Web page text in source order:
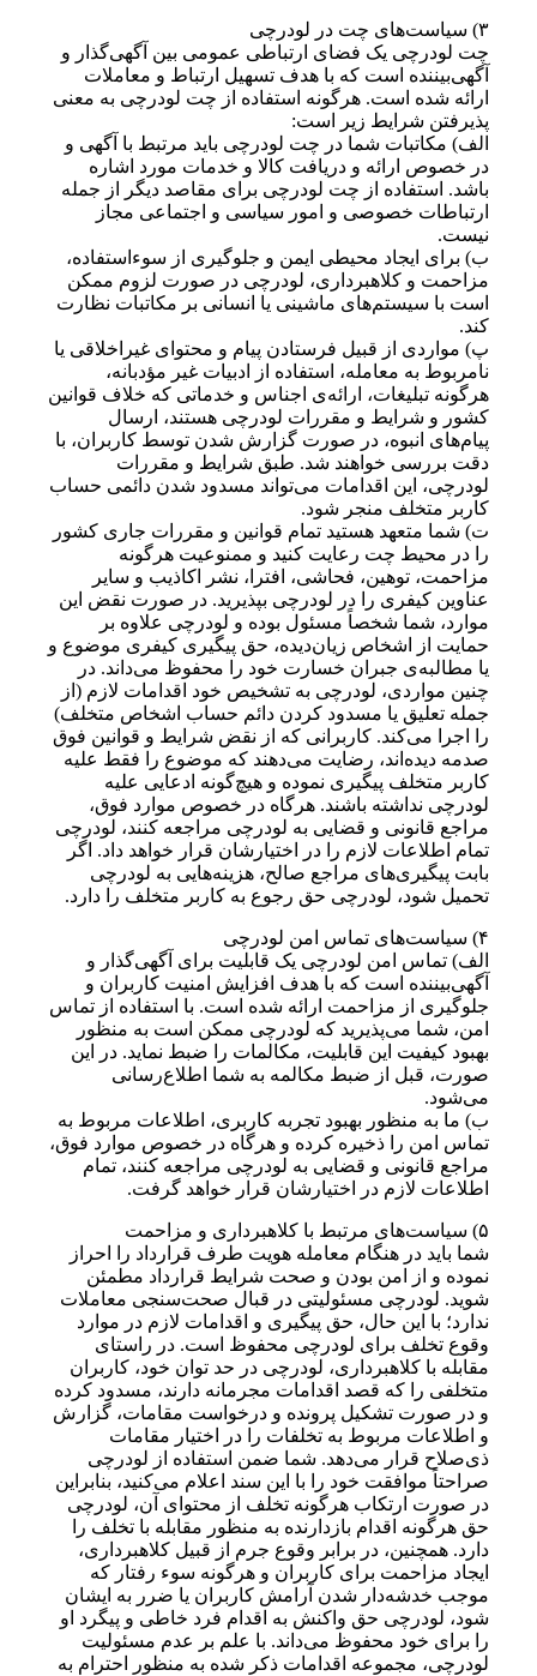
۳) سیاست‌های چت در لودرچی
چت لودرچی یک فضای ارتباطی عمومی بین آگهی‌گذار و
آگهی‌بیننده است که با هدف تسهیل ارتباط و معاملات
ارائه شده‌ است. هرگونه استفاده از چت لودرچی به معنی
پذیرفتن شرایط زیر است:
الف) مکاتبات شما در چت لودرچی باید مرتبط با آگهی و
در خصوص ارائه و دریافت کالا و خدمات مورد اشاره
باشد. استفاده از چت لودرچی برای مقاصد دیگر از جمله
ارتباطات خصوصی و امور سیاسی و اجتماعی مجاز
نیست.
ب) برای ایجاد محیطی ایمن و جلوگیری از سوءاستفاده،
مزاحمت و کلاهبرداری، لودرچی در صورت لزوم ممکن
است با سیستم‌های ماشینی یا انسانی بر مکاتبات نظارت
کند.
پ) مواردی از قبیل فرستادن پیام و محتوای غیراخلاقی یا
نامربوط به معامله، استفاده از ادبیات غیر مؤدبانه،
هرگونه تبلیغات، ارائه‌ی اجناس و خدماتی که خلاف قوانین
کشور و شرایط و مقررات لودرچی هستند، ارسال
پیام‌های انبوه، در صورت گزارش شدن توسط کاربران، با
دقت بررسی خواهند شد. طبق شرایط و مقررات
لودرچی، این اقدامات می‌تواند مسدود شدن دائمی حساب
کاربر متخلف منجر شود.
ت) شما متعهد هستید تمام قوانین و مقررات جاری کشور
را در محیط چت رعایت کنید و ممنوعیت هرگونه
مزاحمت، توهین، فحاشی، افترا، نشر اکاذیب و سایر
عناوین کیفری را در لودرچی بپذیرید. در صورت نقض این
موارد، شما شخصاً مسئول بوده و لودرچی علاوه بر
حمایت از اشخاص زیان‌دیده، حق پیگیری کیفری موضوع و
یا مطالبه‌ی جبران خسارت خود را محفوظ می‌داند. در
چنین مواردی، لودرچی به تشخیص خود اقدامات لازم (از
جمله تعلیق یا مسدود کردن دائم حساب اشخاص متخلف)
را اجرا می‌کند. کاربرانی که از نقض شرایط و قوانین فوق
صدمه دیده‌اند، رضایت می‌دهند که موضوع را فقط علیه
کاربر متخلف پیگیری نموده و هیچ‌گونه ادعایی علیه
لودرچی نداشته باشند. هرگاه در خصوص موارد فوق،
مراجع قانونی و قضایی به لودرچی مراجعه کنند، لودرچی
تمام اطلاعات لازم را در اختیارشان قرار خواهد داد. اگر
بابت پیگیری‌های مراجع صالح، هزینه‌هایی به لودرچی
تحمیل شود، لودرچی حق رجوع به کاربر متخلف را دارد.
۴) سیاست‌های تماس امن لودرچی
الف) تماس امن لودرچی یک قابلیت برای آگهی‌گذار و
آگهی‌بیننده است که با هدف افزایش امنیت کاربران و
جلوگیری از مزاحمت ارائه شده‌ است. با استفاده از تماس
امن، شما می‌پذیرید که لودرچی ممکن است به منظور
بهبود کیفیت این قابلیت، مکالمات را ضبط نماید. در این
صورت، قبل از ضبط مکالمه به شما اطلاع‌رسانی
می‌شود.
ب) ما به منظور بهبود تجربه کاربری، اطلاعات مربوط به
تماس امن را ذخیره کرده و هرگاه در خصوص موارد فوق،
مراجع قانونی و قضایی به لودرچی مراجعه کنند، تمام
اطلاعات لازم در اختیارشان قرار خواهد گرفت.
۵) سیاست‌های مرتبط با کلاهبرداری و مزاحمت
شما باید در هنگام معامله هویت طرف قرارداد را احراز
نموده و از امن بودن و صحت شرایط قرارداد مطمئن
شوید. لودرچی مسئولیتی در قبال صحت‌سنجی معاملات
ندارد؛ با این حال، حق پیگیری و اقدامات لازم در موارد
وقوع تخلف برای لودرچی محفوظ است. در راستای
مقابله با کلاهبرداری، لودرچی در حد توان خود، کاربران
متخلفی را که قصد اقدامات مجرمانه دارند، مسدود کرده
و در صورت تشکیل پرونده و درخواست مقامات، گزارش
و اطلاعات مربوط به تخلفات را در اختیار مقامات
ذی‌صلاح قرار می‌دهد. شما ضمن استفاده از لودرچی
صراحتاً موافقت خود را با این سند اعلام می‌کنید، بنابراین
در صورت ارتکاب هرگونه تخلف از محتوای آن، لودرچی
حق هرگونه اقدام بازدارنده به منظور مقابله با تخلف را
دارد. همچنین، در برابر وقوع جرم از قبیل کلاهبرداری،
ایجاد مزاحمت برای کاربران و هرگونه سوء رفتار که
موجب خدشه‌دار شدن آرامش کاربران یا ضرر به ایشان
شود، لودرچی حق واکنش به اقدام فرد خاطی و پیگرد او
را برای خود محفوظ می‌داند. با علم بر عدم مسئولیت
لودرچی، مجموعه اقدامات ذکر شده به منظور احترام به